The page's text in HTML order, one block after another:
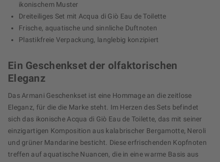
ikonischem Muster
Dreiteiliges Set mit Acqua di Giò Eau de Toilette
Frische, aquatische und sinnliche Duftnoten
Plastikfreie Verpackung, langlebig konzipiert
Ein Geschenkset der olfaktorischen
Eleganz
Das Armani Geschenkset ist eine Hommage an die zeitlose
Eleganz, für die die Marke steht. Im Herzen des Sets befindet
sich das ikonische Acqua di Giò Eau de Toilette, das mit seiner
einzigartigen Komposition aus kalabrischer Bergamotte, Neroli
und grüner Mandarine besticht. Diese erfrischenden Kopfnoten
treffen auf aquatische Nuancen, die in eine warme Basis aus